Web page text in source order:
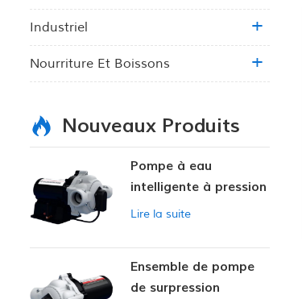
Industriel
Nourriture Et Boissons
Nouveaux Produits
Pompe à eau
intelligente à pression
variable
Lire la suite
Ensemble de pompe
de surpression